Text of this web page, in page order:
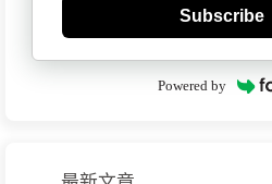
Subscribe
Powered by